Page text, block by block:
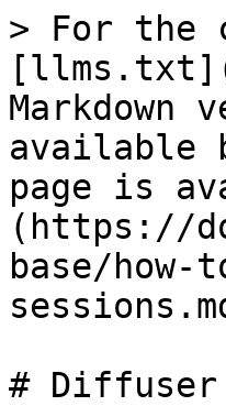
> For the
Markdown
available
page is
(https://
base/
# Diffuser